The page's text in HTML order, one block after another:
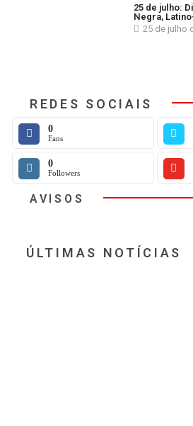
25 de julho:
Negra,
25 de julho
REDES SOCIAIS
0
Fans
0
Followers
AVISOS
ÚLTIMAS NOTÍCIAS